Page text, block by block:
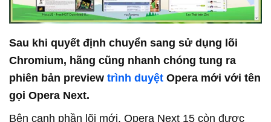
Sau khi quyết định chuyển sang sử dụng lõi
Chromium, hãng cũng nhanh chóng tung ra
phiên bản preview trình duyệt Opera mới với tên
gọi Opera Next.
Bên cạnh phần lõi mới, Opera Next 15 còn được